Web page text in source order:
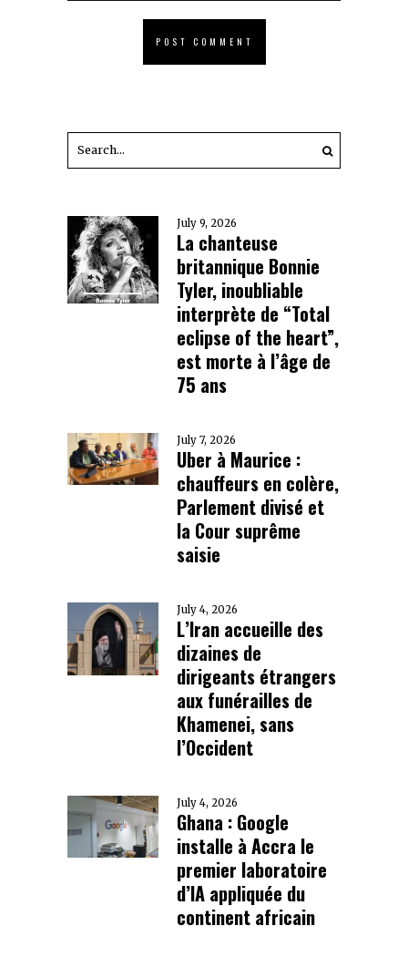
July 9, 2026
La chanteuse
britannique Bonnie
Tyler, inoubliable
interprète de “Total
eclipse of the heart”,
est morte à l’âge de
75 ans
July 7, 2026
Uber à Maurice :
chauffeurs en colère,
Parlement divisé et
la Cour suprême
saisie
July 4, 2026
L’Iran accueille des
dizaines de
dirigeants étrangers
aux funérailles de
Khamenei, sans
l’Occident
July 4, 2026
Ghana : Google
installe à Accra le
premier laboratoire
d’IA appliquée du
continent africain